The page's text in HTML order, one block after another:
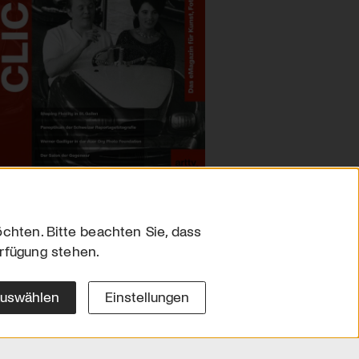
Bitte beachten Sie, dass
stehen.
Einstellungen